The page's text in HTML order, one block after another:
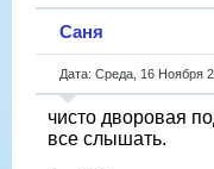
Саня
Дата: Среда, 16 Ноября
чисто дворовая
все слышать.